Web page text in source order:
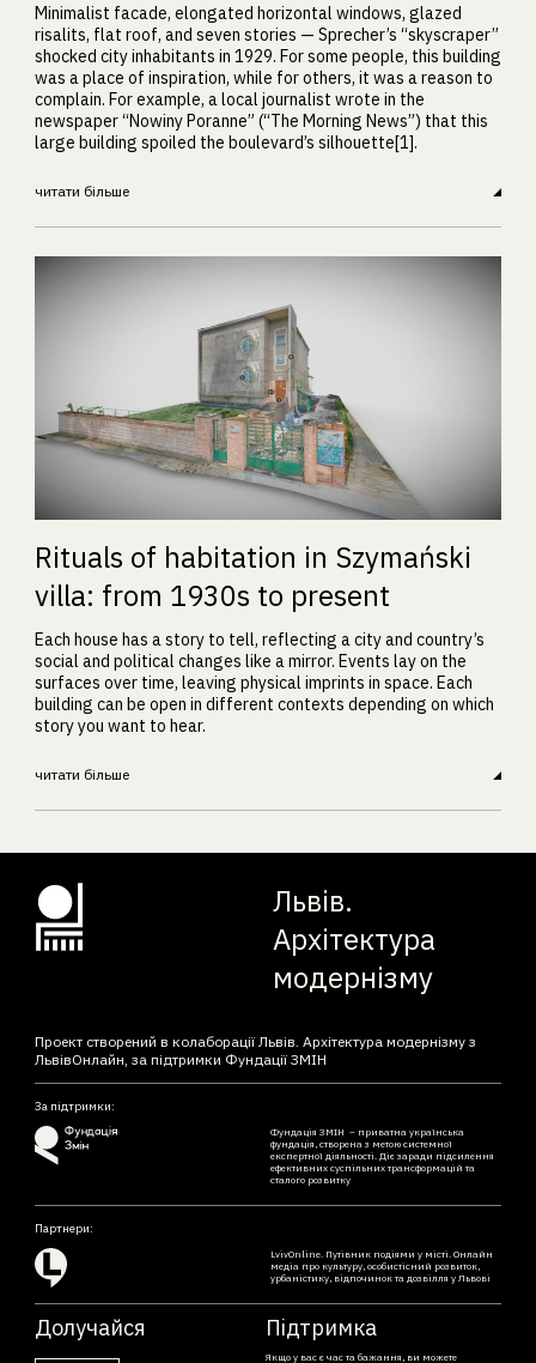
Minimalist facade, elongated horizontal windows, glazed
risalits, flat roof, and seven stories — Sprecher’s “skyscraper”
shocked city inhabitants in 1929. For some people, this building
was a place of inspiration, while for others, it was a reason to
complain. For example, a local journalist wrote in the
newspaper “Nowiny Poranne” (“The Morning News”) that this
large building spoiled the boulevard’s silhouette[1].
читати більше
Rituals of habitation in Szymański
villa: from 1930s to present
Each house has a story to tell, reflecting a city and country’s
social and political changes like a mirror. Events lay on the
surfaces over time, leaving physical imprints in space. Each
building can be open in different contexts depending on which
story you want to hear.
читати більше
Львів.
Архітектура
модернізму
Проект створений в колаборації Львів. Архітектура модернізму з
ЛьвівОнлайн, за підтримки Фундації ЗМІН
За підтримки:
Фундація ЗМІН – приватна українська
фундація, створена з метою системної
експертної діяльності. Діє заради підсилення
ефективних суспільних трансформацій та
сталого розвитку
Партнери:
LvivOnline. Путівник подіями у місті. Онлайн
медіа про культуру, особистісний розвиток,
урбаністику, відпочинок та дозвілля у Львові
Долучайся Підтримка
Якщо у вас є час та бажання, ви можете